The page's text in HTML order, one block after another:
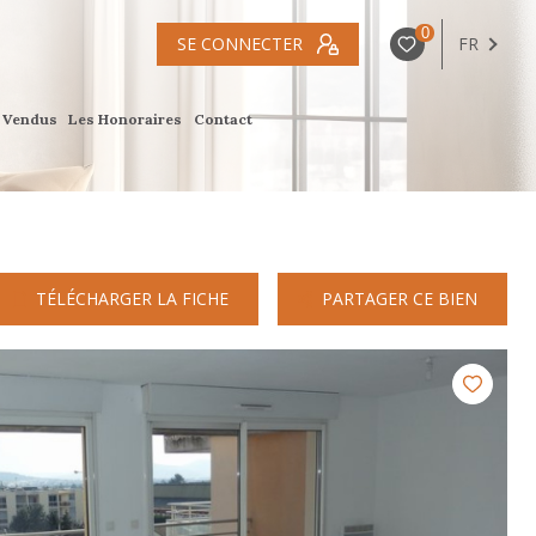
SE CONNECTER 0 FR
Les Honoraires Contact
TÉLÉCHARGER LA FICHE PARTAGER CE BIEN